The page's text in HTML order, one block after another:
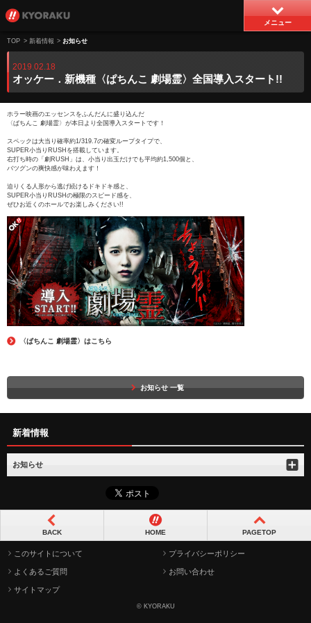
メニュー
TOP > 新着情報 > お知らせ
2019.02.18
オッケー．新機種〈ぱちんこ 劇場霊〉全国導入スタート!!
ホラー映画のエッセンスをふんだんに盛り込んだ
〈ぱちんこ 劇場霊〉が本日より全国導入スタートです！
スペックは大当り確率約1/319.7の確変ループタイプで、
SUPER小当りRUSHを搭載しています。
右打ち時の「劇RUSH」は、小当り出玉だけでも平均約1,500個と、
バツグンの爽快感が味わえます！
迫りくる人形から逃げ続けるドキドキ感と、
SUPER小当りRUSHの極限のスピード感を、
ぜひお近くのホールでお楽しみください!!
〈ぱちんこ 劇場霊〉はこちら
お知らせ 一覧
新着情報
お知らせ
BACK HOME PAGETOP
このサイトについて プライバシーポリシー
よくあるご質問 お問い合わせ
サイトマップ
© KYORAKU